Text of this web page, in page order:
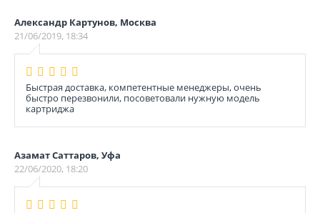
Александр Картунов, Москва
21/06/2019, 18:34
Быстрая доставка, компетентные менеджеры, очень
быстро перезвонили, посоветовали нужную модель
картриджа
Азамат Саттаров, Уфа
22/06/2020, 18:20